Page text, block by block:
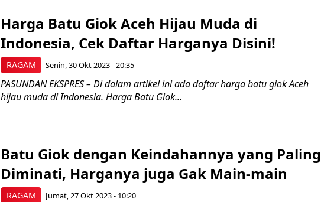
RAGAM
Harga Batu Giok Aceh Hijau Muda di
Indonesia, Cek Daftar Harganya Disini!
Senin, 30 Okt 2023 - 20:35
PASUNDAN EKSPRES – Di dalam artikel ini ada daftar harga batu giok Aceh
hijau muda di Indonesia. Harga Batu Giok...
RAGAM
Batu Giok dengan Keindahannya yang Paling
Diminati, Harganya juga Gak Main-main
Jumat, 27 Okt 2023 - 10:20